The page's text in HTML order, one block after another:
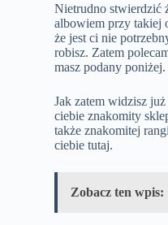
Nietrudno stwierdzić
albowiem przy takiej
że jest ci nie
robisz. Zatem
masz podany
Jak zatem widzisz
ciebie znakomity
także znakomitej
ciebie tutaj.
Zobacz ten wpis: